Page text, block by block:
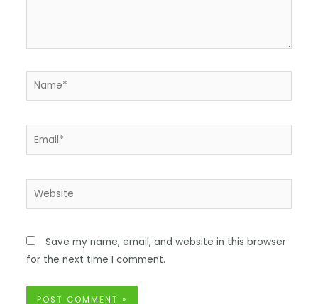
Save my name, email, and website in this browser
for the next time I comment.